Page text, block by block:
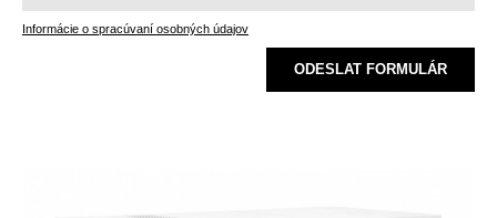
Informácie o spracúvaní osobných údajov
ODESLAT FORMULÁR